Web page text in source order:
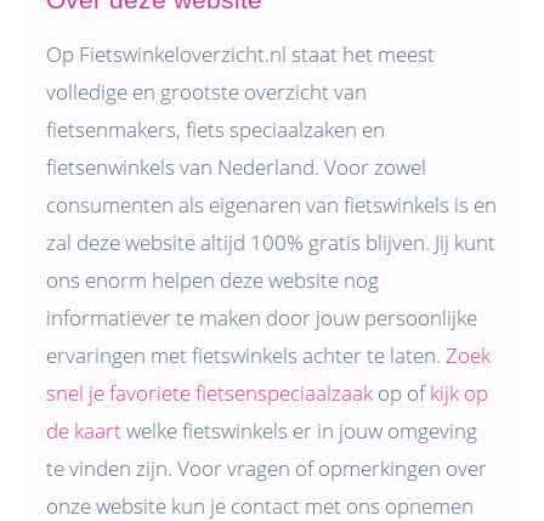
Op Fietswinkeloverzicht.nl staat het meest
volledige en grootste overzicht van
fietsenmakers, fiets speciaalzaken en
fietsenwinkels van Nederland. Voor zowel
consumenten als eigenaren van fietswinkels is en
zal deze website altijd 100% gratis blijven. Jij kunt
ons enorm helpen deze website nog
informatiever te maken door jouw persoonlijke
ervaringen met fietswinkels achter te laten. Zoek
snel je favoriete fietsenspeciaalzaakop ofkijk op
de kaartwelke fietswinkels er in jouw omgeving
te vinden zijn. Voor vragen of opmerkingen over
onze website kun je contact met ons opnemen